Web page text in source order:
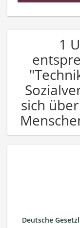
1
sich
Deutsche